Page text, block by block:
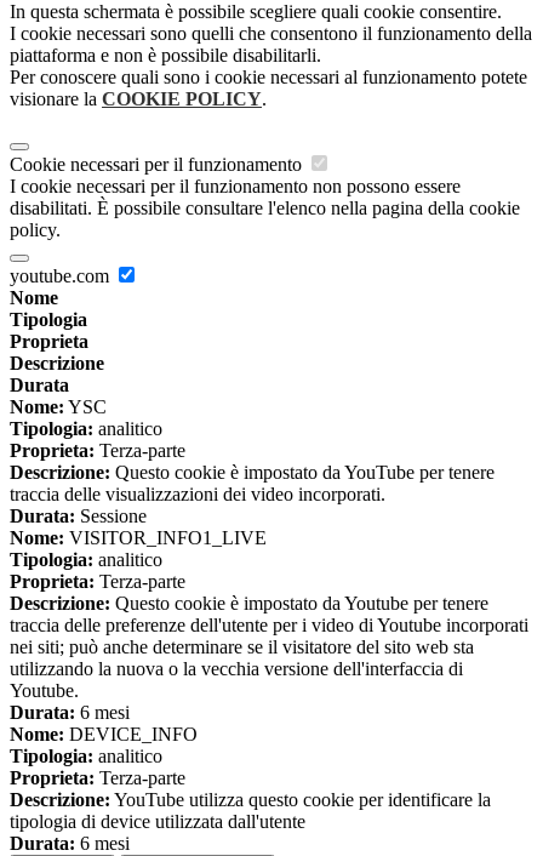
In questa schermata è possibile scegliere quali cookie consentire.
I cookie necessari sono quelli che consentono il funzionamento della
piattaforma e non è possibile disabilitarli.
Per conoscere quali sono i cookie necessari al funzionamento potete
visionare la COOKIE POLICY.
Cookie necessari per il funzionamento
I cookie necessari per il funzionamento non possono essere
disabilitati. È possibile consultare l'elenco nella pagina della cookie
policy.
youtube.com
Nome
Tipologia
Proprieta
Descrizione
Durata
Nome: YSC
Tipologia: analitico
Proprieta: Terza-parte
Descrizione: Questo cookie è impostato da YouTube per tenere
traccia delle visualizzazioni dei video incorporati.
Durata: Sessione
Nome: VISITOR_INFO1_LIVE
Tipologia: analitico
Proprieta: Terza-parte
Descrizione: Questo cookie è impostato da Youtube per tenere
traccia delle preferenze dell'utente per i video di Youtube incorporati
nei siti; può anche determinare se il visitatore del sito web sta
utilizzando la nuova o la vecchia versione dell'interfaccia di
Youtube.
Durata: 6 mesi
Nome: DEVICE_INFO
Tipologia: analitico
Proprieta: Terza-parte
Descrizione: YouTube utilizza questo cookie per identificare la
tipologia di device utilizzata dall'utente
Durata: 6 mesi